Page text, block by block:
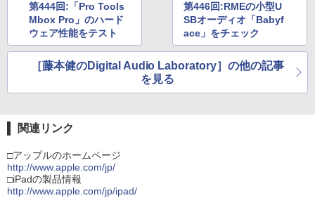
第444回:「Pro Tools
Mbox Pro」のハード
ウェア性能をテスト
第446回:RMEの小型U
SBオーディオ「Babyf
ace」をチェック
［藤本健のDigital Audio Laboratory］の他の記事
を見る
関連リンク
□アップルのホームページ
http://www.apple.com/jp/
□iPadの製品情報
http://www.apple.com/jp/ipad/